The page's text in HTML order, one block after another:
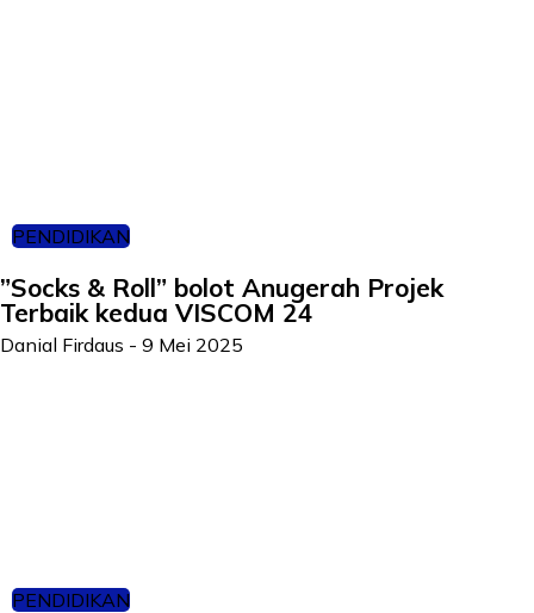
PENDIDIKAN
”Socks & Roll” bolot Anugerah Projek
Terbaik kedua VISCOM 24
Danial Firdaus - 9 Mei 2025
PENDIDIKAN